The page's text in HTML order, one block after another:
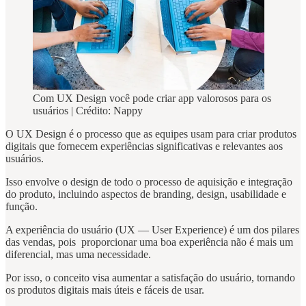
Com UX Design você pode criar app valorosos para os
usuários | Crédito: Nappy
O UX Design é o processo que as equipes usam para criar produtos
digitais que fornecem experiências significativas e relevantes aos
usuários.
Isso envolve o design de todo o processo de aquisição e integração
do produto, incluindo aspectos de branding, design, usabilidade e
função.
A experiência do usuário (UX — User Experience) é um dos pilares
das vendas, pois proporcionar uma boa experiência não é mais um
diferencial, mas uma necessidade.
Por isso, o conceito visa aumentar a satisfação do usuário, tornando
os produtos digitais mais úteis e fáceis de usar.